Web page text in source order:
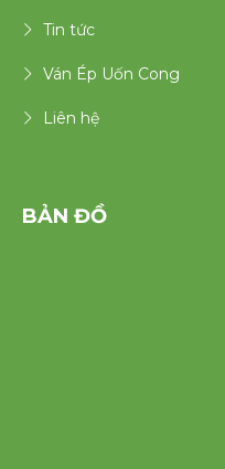
Tin tức
Ván Ép Uốn Cong
Liên hệ
BẢN ĐỒ